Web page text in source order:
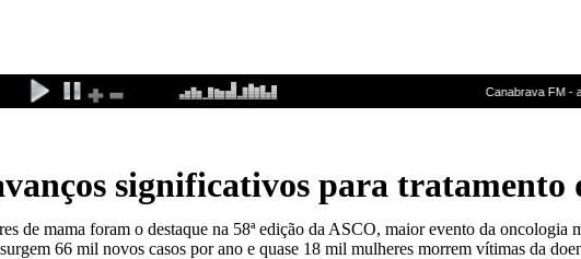
significativos para tratamento
de mama foram o destaque na 58ª edição da ASCO, maior evento da
66 mil novos casos por ano e quase 18 mil mulheres morrem vítimas da